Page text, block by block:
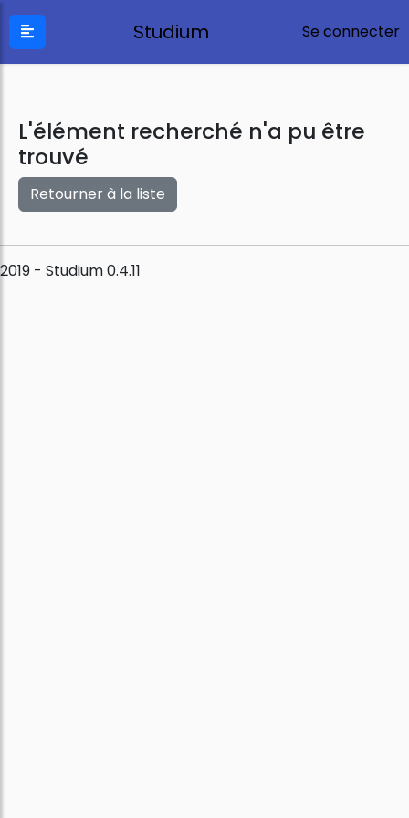
Studium Se connecter
L'élément recherché n'a pu être
trouvé
Retourner à la liste
2019 - Studium 0.4.11